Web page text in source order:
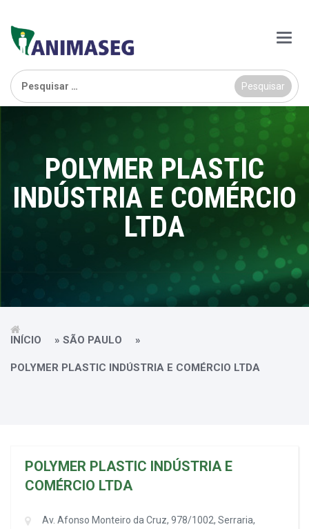
Main
Menu
Pesquisar
por:
POLYMER PLASTIC
INDÚSTRIA E COMÉRCIO
LTDA
INÍCIO » SÃO PAULO »
POLYMER PLASTIC INDÚSTRIA E COMÉRCIO LTDA
POLYMER PLASTIC INDÚSTRIA E
COMÉRCIO LTDA
Av. Afonso Monteiro da Cruz, 978/1002, Serraria,